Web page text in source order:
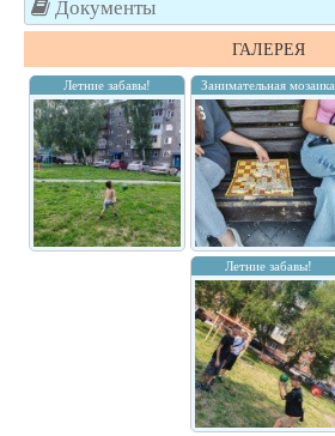
Документы
ГАЛЕРЕЯ
Летние забавы! Занимательная мозаика
Летние забавы!